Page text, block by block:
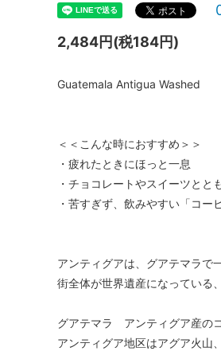
2,484円(税184円)
Guatemala Antigua Washed
＜＜こんな時におすすめ＞＞
・疲れたときにほっと一息
・チョコレートやスイーツとと
・苦すぎず、飲みやすい「コ
アンティグアは、グアテマラで
街全体が世界遺産になっている
グアテマラ アンティグア産の
アンティグア地区はアグア火山